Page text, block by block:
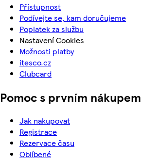
Přístupnost
Podívejte se, kam doručujeme
Poplatek za službu
Nastavení Cookies
Možnosti platby
itesco.cz
Clubcard
Pomoc s prvním nákupem
Jak nakupovat
Registrace
Rezervace času
Oblíbené